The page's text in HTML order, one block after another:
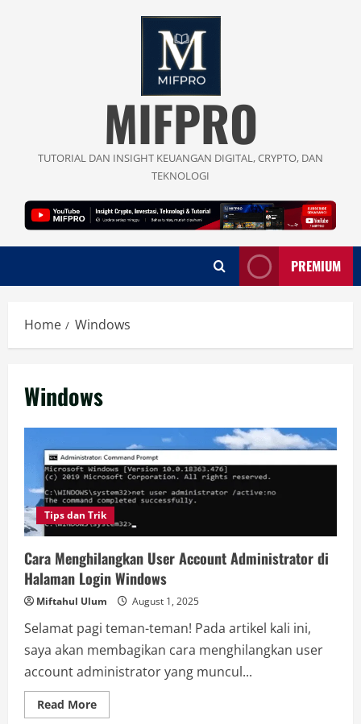
MIFPRO
TUTORIAL DAN INSIGHT KEUANGAN DIGITAL, CRYPTO, DAN
TEKNOLOGI
PREMIUM
Home Windows
Windows
Tips dan Trik
Cara Menghilangkan User Account Administrator di
Halaman Login Windows
Miftahul Ulum August 1, 2025
Selamat pagi teman-teman! Pada artikel kali ini,
saya akan membagikan cara menghilangkan user
account administrator yang muncul...
Read MoreRead
more